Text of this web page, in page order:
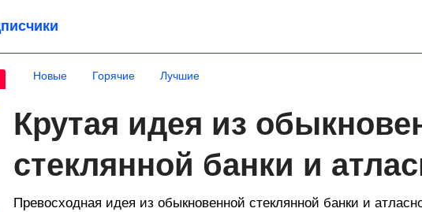
Новые Горячие Лучшие
Крутая идея из
стеклянной банки и
Превосходная идея из обыкновенной стеклянной банки и